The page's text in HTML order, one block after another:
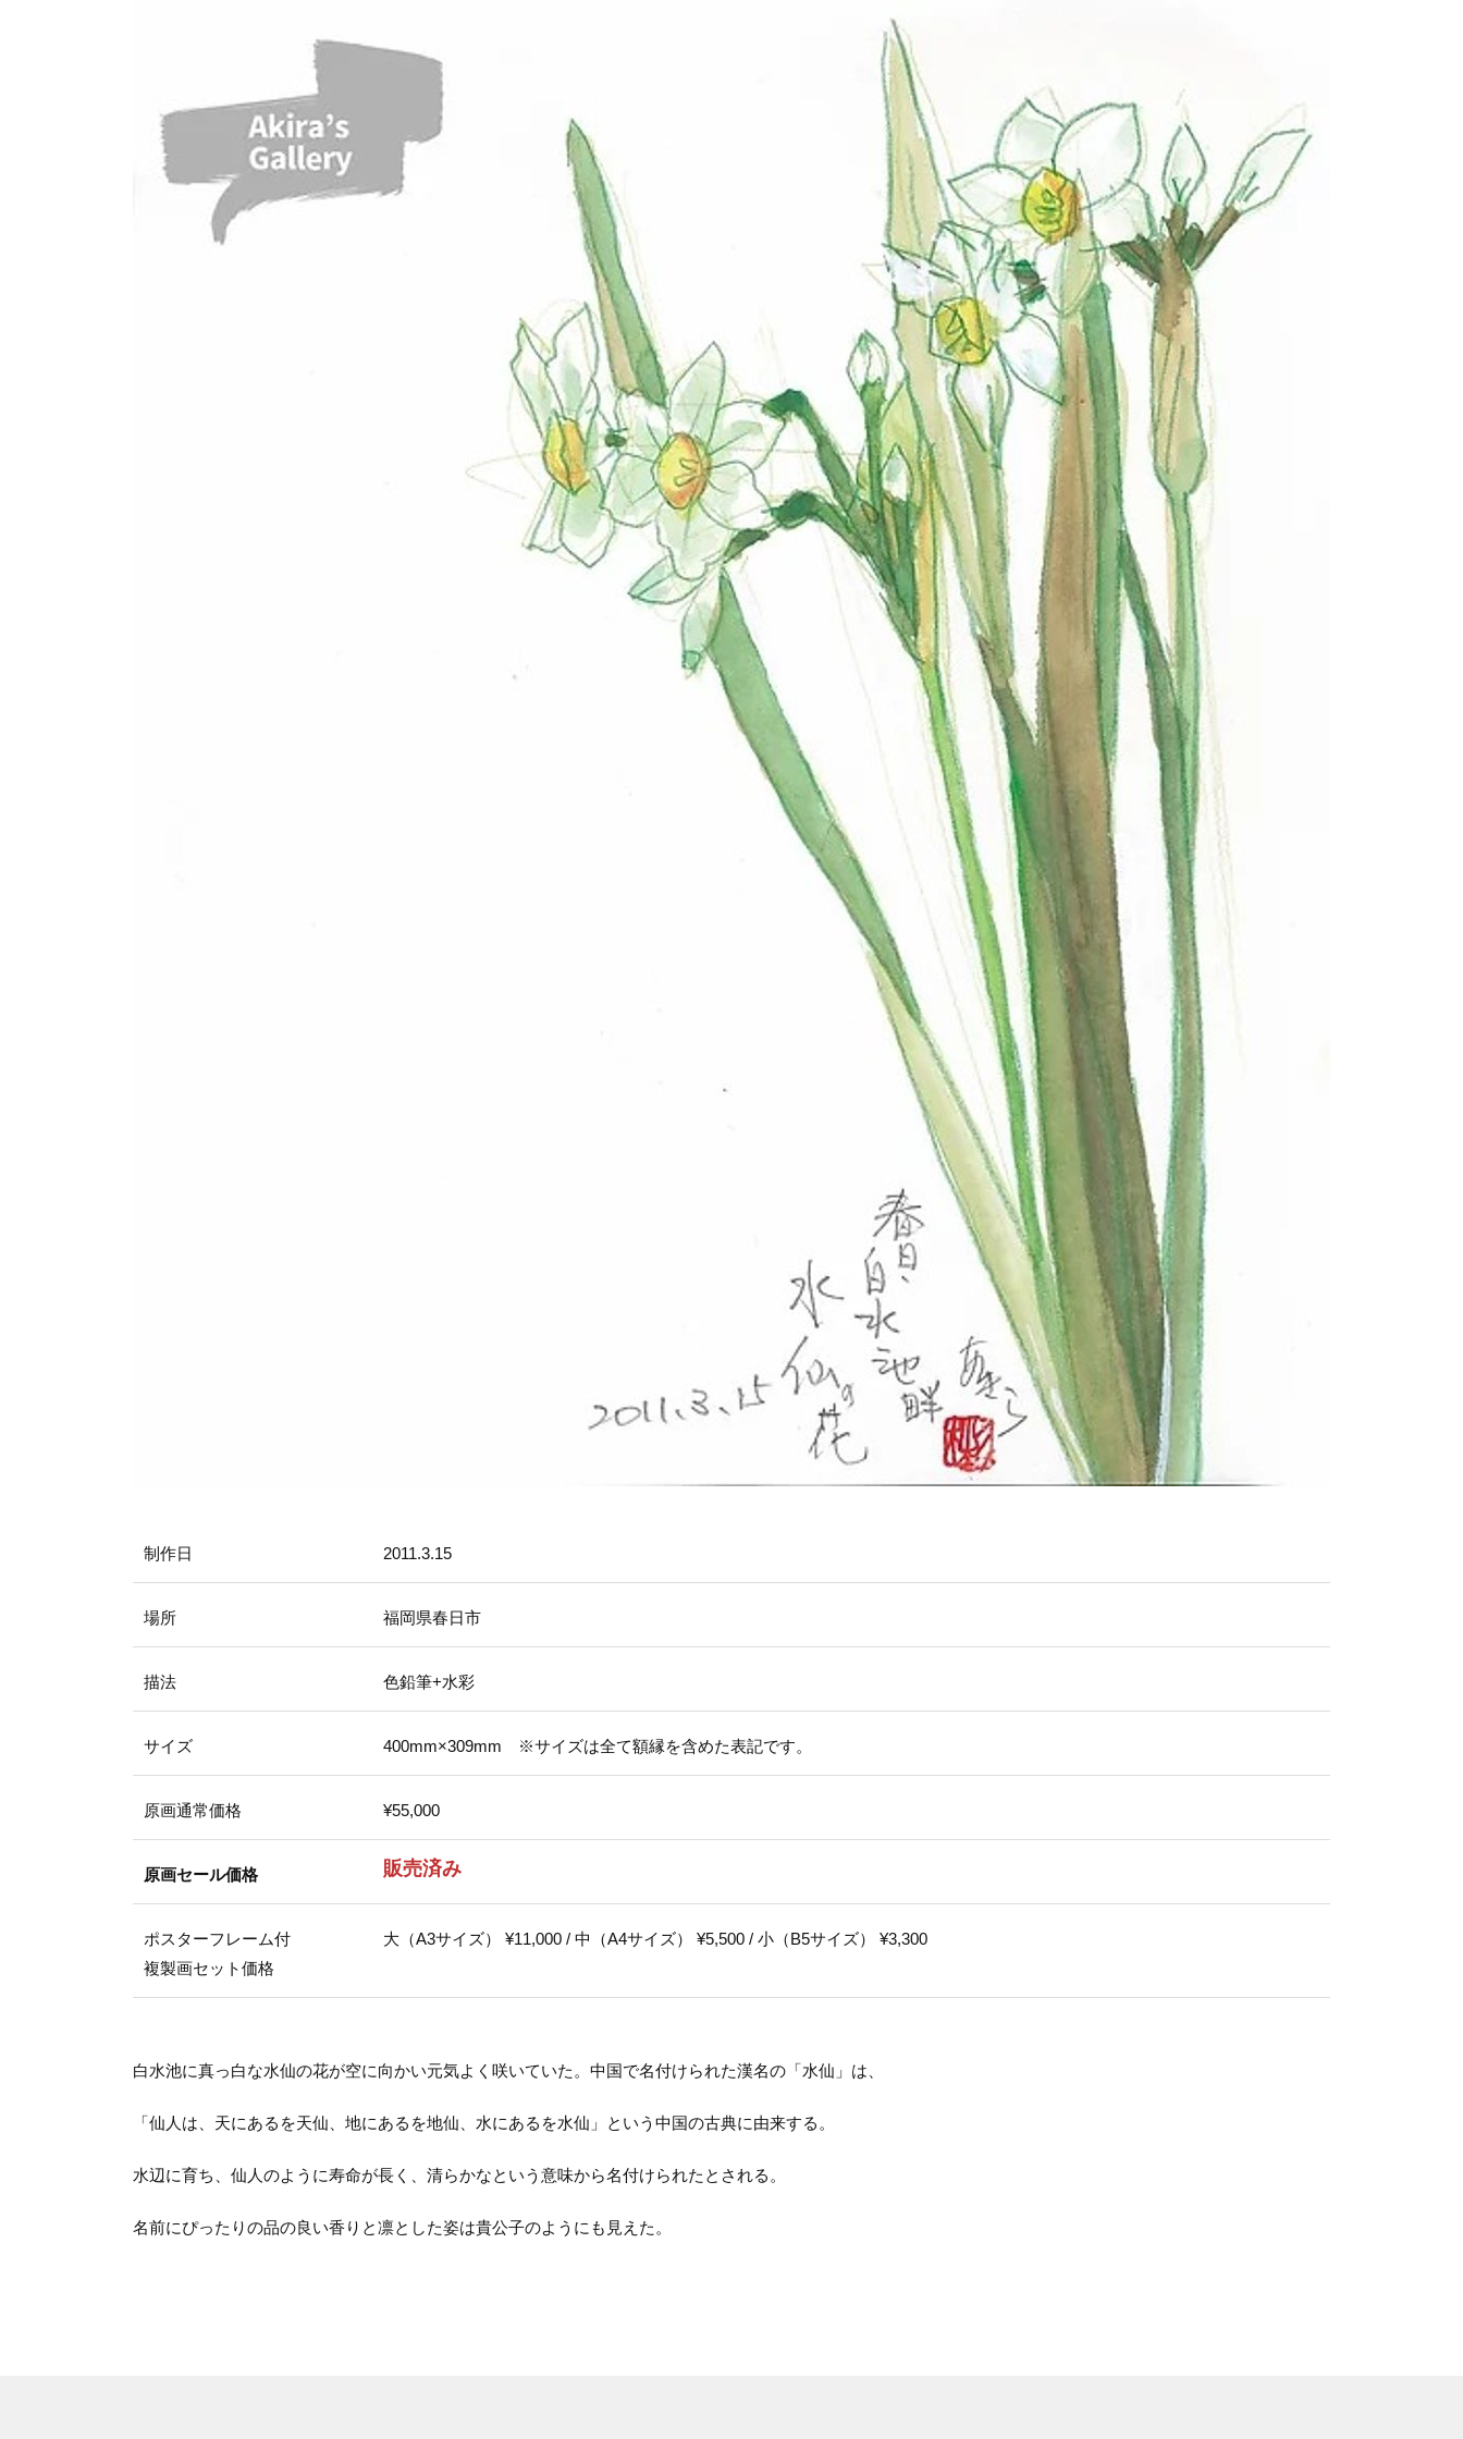
制作日 2011.3.15
場所 福岡県春日市
描法 色鉛筆+水彩
サイズ 400mm×309mm ※サイズは全て額縁を含めた表記です。
原画通常価格 ¥55,000
原画セール価格 販売済み
ポスターフレーム付
複製画セット価格
大（A3サイズ） ¥11,000 / 中（A4サイズ） ¥5,500 / 小（B5サイズ） ¥3,300
白水池に真っ白な水仙の花が空に向かい元気よく咲いていた。中国で名付けられた漢名の「水仙」は、
「仙人は、天にあるを天仙、地にあるを地仙、水にあるを水仙」という中国の古典に由来する。
水辺に育ち、仙人のように寿命が長く、清らかなという意味から名付けられたとされる。
名前にぴったりの品の良い香りと凛とした姿は貴公子のようにも見えた。